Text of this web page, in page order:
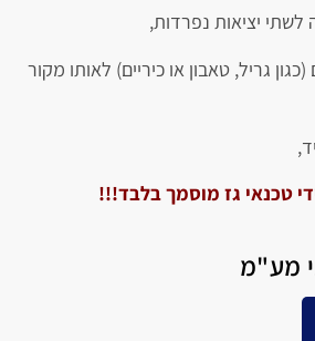
יציאות נפרדות,
גריל, טאבון או כיריים) לאותו מקור
טכנאי גז מוסמך בלבד!!!
מע"מ